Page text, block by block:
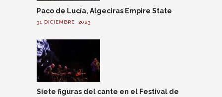
Paco de Lucía, Algeciras Empire State
31 DICIEMBRE, 2023
Siete figuras del cante en el Festival de